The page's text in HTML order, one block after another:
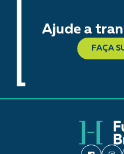
Ajude a
FAÇA